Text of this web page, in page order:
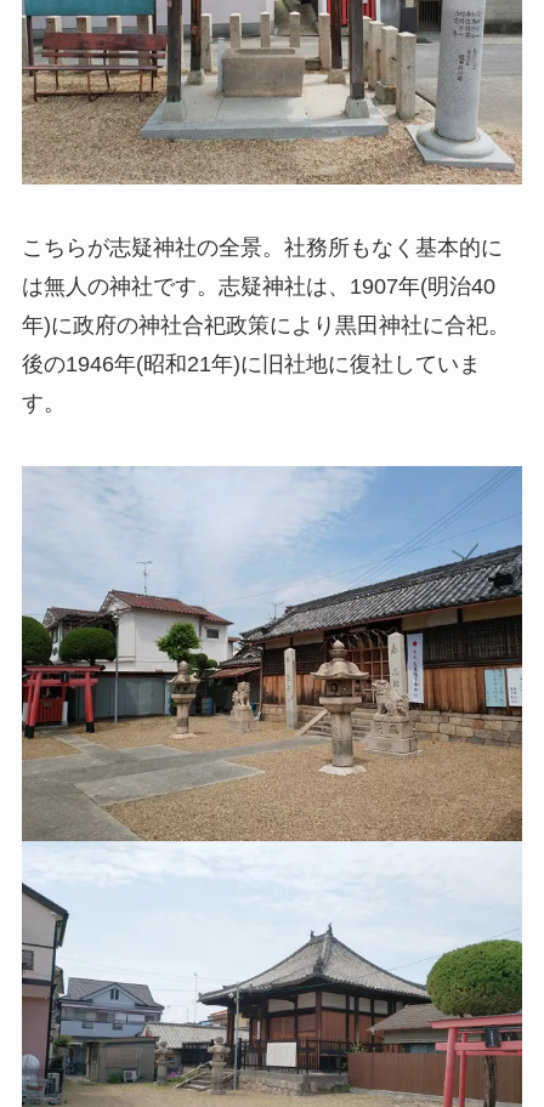
こちらが志疑神社の全景。社務所もなく基本的に
は無人の神社です。志疑神社は、1907年(明治40
年)に政府の神社合祀政策により黒田神社に合祀。
後の1946年(昭和21年)に旧社地に復社していま
す。